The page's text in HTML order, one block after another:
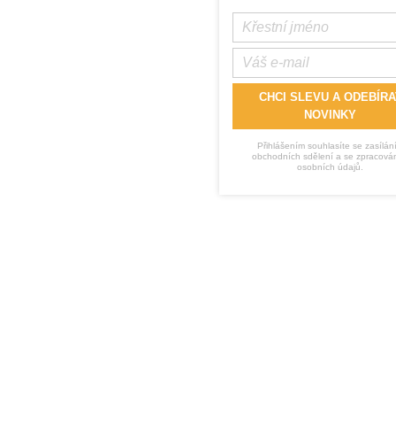
CHCI SLEVU A
NOVINKY
Přihlášením souhlasíte se
obchodních sdělení a se
osobních údajů.